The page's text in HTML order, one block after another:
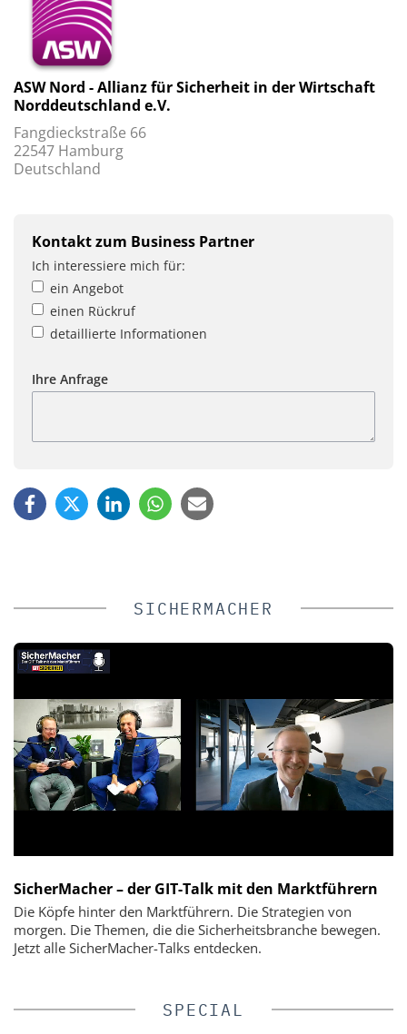
ASW Nord - Allianz für Sicherheit in der Wirtschaft
Norddeutschland e.V.
Fangdieckstraße 66
22547 Hamburg
Deutschland
Kontakt zum Business Partner
Ich interessiere mich für:
ein Angebot
einen Rückruf
detaillierte Informationen
Ihre Anfrage
SICHERMACHER
SicherMacher – der GIT-Talk mit den Marktführern
Die Köpfe hinter den Marktführern. Die Strategien von
morgen. Die Themen, die die Sicherheitsbranche bewegen.
Jetzt alle SicherMacher-Talks entdecken.
SPECIAL